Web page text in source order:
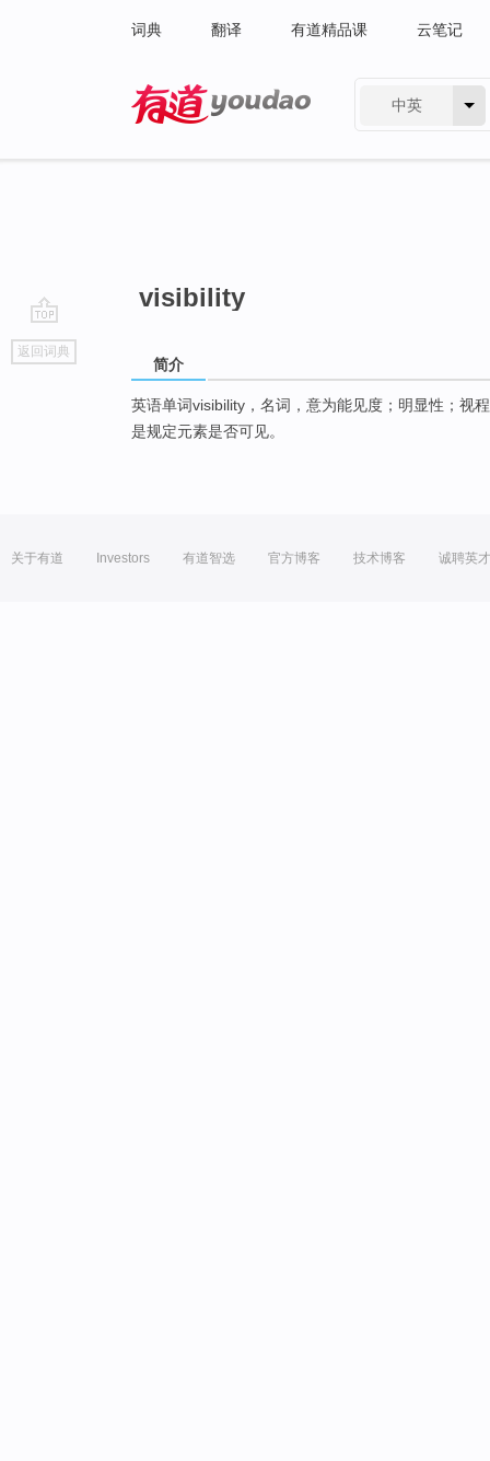
词典 翻译 有道精品课 云笔记
中英
go
top
返回词典
visibility
简介
英语单词visibility，名词，意为能见度；明显性；视
是规定元素是否可见。
关于有道 Investors 有道智选 官方博客 技术博客 诚聘英才